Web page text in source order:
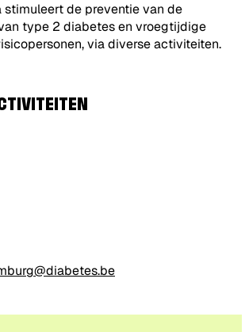
stimuleert de preventie van de
type 2 diabetes en vroegtijdige
via diverse activiteiten.